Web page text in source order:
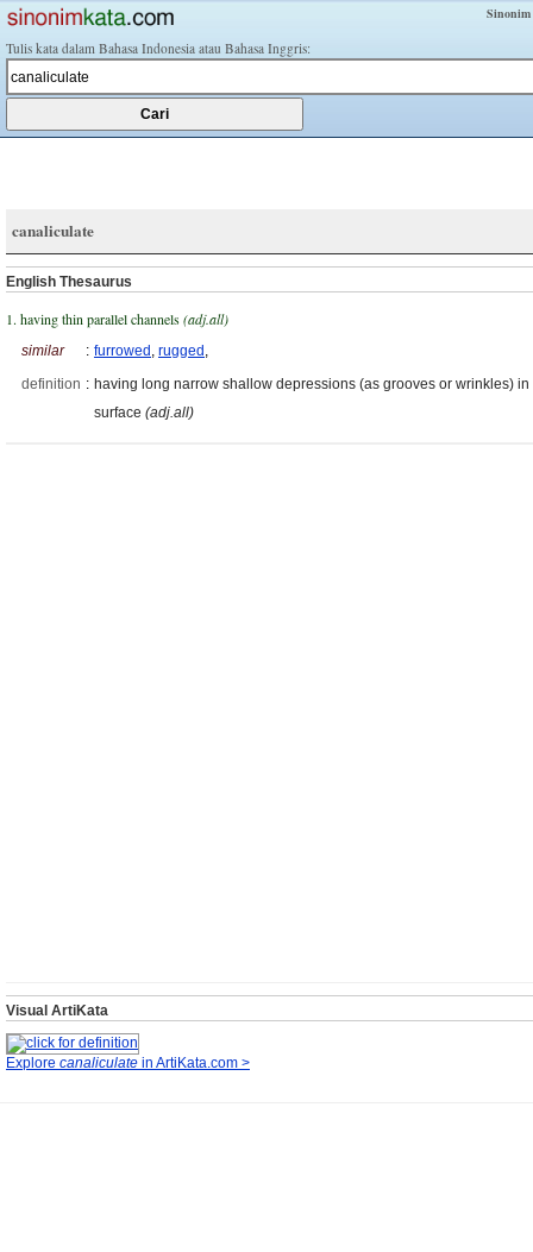
Tulis kata dalam Bahasa Indonesia atau Bahasa Inggris:
canaliculate
English Thesaurus
1. having thin parallel channels(adj.all)
similar : furrowed , rugged ,
definition : having long narrow shallow depressions (as grooves or wrinkles) in
surface (adj.all)
Visual ArtiKata
Explore canaliculate in ArtiKata.com >